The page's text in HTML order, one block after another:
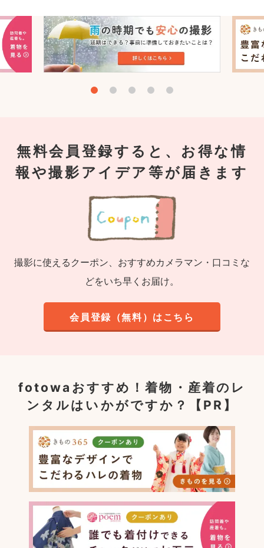
無料会員登録すると、お得な情
報や撮影アイデア等が届きます
撮影に使えるクーポン、おすすめカメラマン・口コミな
どをいち早くお届け。
会員登録（無料）はこちら
fotowaおすすめ！着物・産着のレ
ンタルはいかがですか？【PR】